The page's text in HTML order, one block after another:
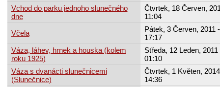
Vchod do parku jednoho slunečného
dne
Čtvrtek, 18 Červen,
11:04
Včela
Pátek, 3 Červen, 2011 -
17:17
Váza, láhev, hrnek a houska (kolem
roku 1925)
Středa, 12 Leden, 2011
01:10
Váza s dvanácti slunečnicemi
(Slunečnice)
Čtvrtek, 1 Květen,
14:36